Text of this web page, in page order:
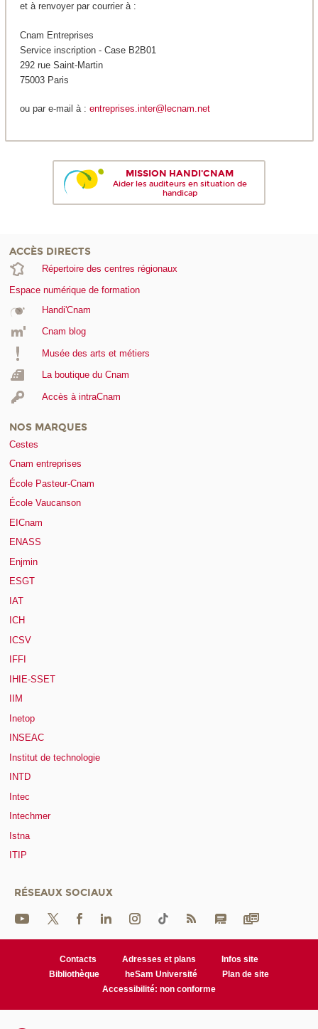
et à renvoyer par courrier à :
Cnam Entreprises
Service inscription - Case B2B01
292 rue Saint-Martin
75003 Paris
ou par e-mail à : entreprises.inter@lecnam.net
MISSION HANDI'CNAM
Aider les auditeurs en situation de
handicap
ACCÈS DIRECTS
Répertoire des centres régionaux
Espace numérique de formation
Handi'Cnam
Cnam blog
Musée des arts et métiers
La boutique du Cnam
Accès à intraCnam
NOS MARQUES
Cestes
Cnam entreprises
École Pasteur-Cnam
École Vaucanson
EICnam
ENASS
Enjmin
ESGT
IAT
ICH
ICSV
IFFI
IHIE-SSET
IIM
Inetop
INSEAC
Institut de technologie
INTD
Intec
Intechmer
Istna
ITIP
RÉSEAUX SOCIAUX
Contacts Adresses et plans
Infos site
Bibliothèque
heSam Université
Plan de site
Accessibilité: non conforme